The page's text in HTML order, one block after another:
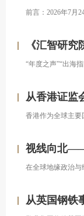
前言：2026年7月
《汇智研究
“年度之声”“出海
从香港证监会
香港作为全球主要
视线向北——
在全球地缘政治与
从英国钢铁事